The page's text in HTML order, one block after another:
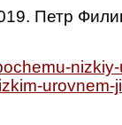
Петр
urovnem-